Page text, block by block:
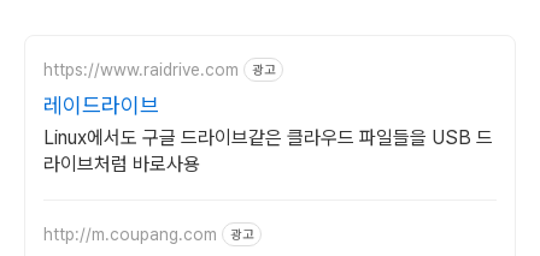
https://www.raidrive.com 광고
레이드라이브
Linux에서도 구글 드라이브같은 클라우드 파일들을 USB 드
라이브처럼 바로사용
http://m.coupang.com 광고